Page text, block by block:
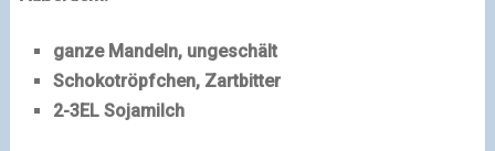
ganze Mandeln, ungeschält
Schokotröpfchen, Zartbitter
2-3EL Sojamilch